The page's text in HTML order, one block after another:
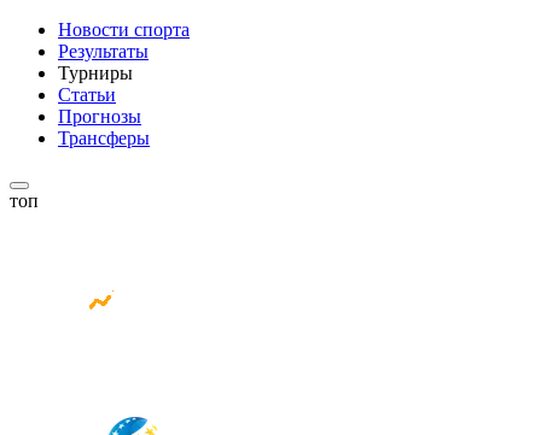
Новости спорта
Результаты
Турниры
Статьи
Прогнозы
Трансферы
топ